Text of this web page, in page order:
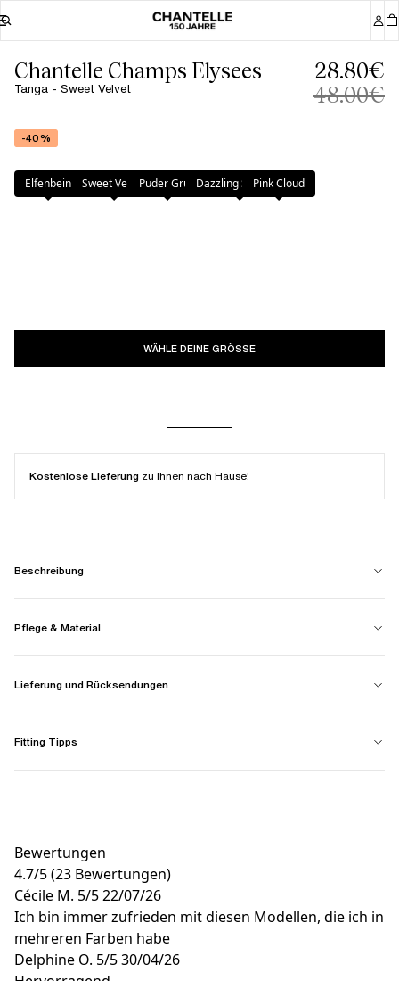
Chantelle Champs Elysees
Tanga - Sweet Velvet
28.80€
48.00€
-40%
Farbe:Sweet Velvet
Elfenbein Sweet VelvetPuder Grün Dazzling Schwarz
Pink Cloud
WÄHLE DEINE GRÖSSE
Kostenlose Lieferung zu Ihnen nach Hause!
Beschreibung
Pflege & Material
Lieferung und Rücksendungen
Fitting Tipps
Bewertungen
4.7/5(23 Bewertungen)
Cécile M. 5/522/07/26
Ich bin immer zufrieden mit diesen Modellen, die ich in
mehreren Farben habe
Delphine O. 5/530/04/26